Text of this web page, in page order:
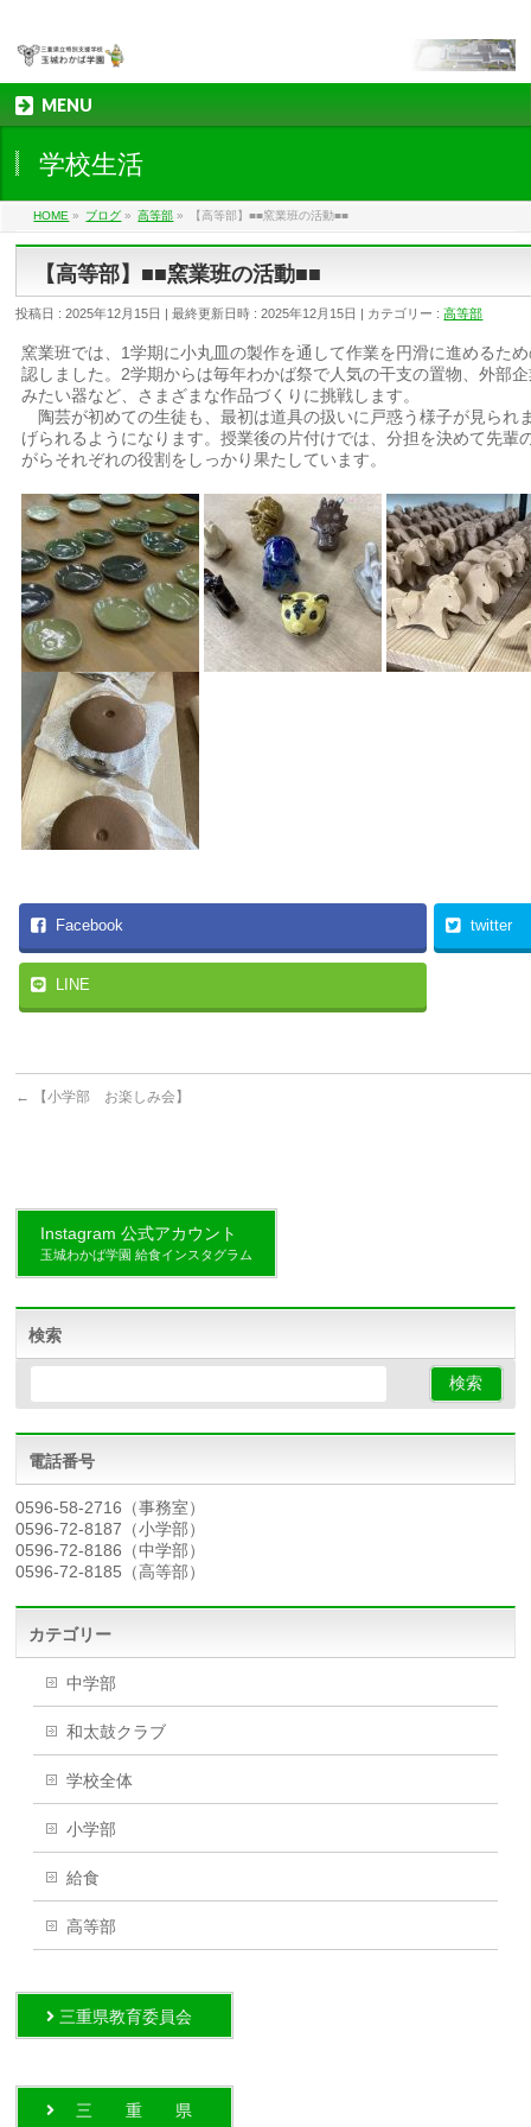
MENU
学校生活
HOME » ブログ » 高等部 » 【高等部】■■窯業班の活動■■
【高等部】■■窯業班の活動■■
投稿日 : 2025年12月15日 最終更新日時 : 2025年12月15日 カテゴリー :高等部
窯業班では、1学期に小丸皿の製作を通して作業を円滑に進めるた
認しました。2学期からは毎年わかば祭で人気の干支の置物、外部
みたい器など、さまざまな作品づくりに挑戦します。
陶芸が初めての生徒も、最初は道具の扱いに戸惑う様子が見られ
げられるようになります。授業後の片付けでは、分担を決めて先輩
がらそれぞれの役割をしっかり果たしています。
Facebook twitter
LINE
← 【小学部 お楽しみ会】
Instagram 公式アカウント
玉城わかば学園 給食インスタグラム
検索
電話番号
0596-58-2716（事務室）
0596-72-8187（小学部）
0596-72-8186（中学部）
0596-72-8185（高等部）
カテゴリー
中学部
和太鼓クラブ
学校全体
小学部
給食
高等部
三重県教育委員会
三 重 県